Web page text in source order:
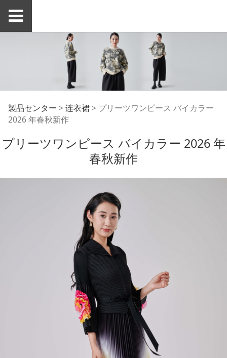
プリーツワンピース バ
イカラー 2026 年春秋
新作
製品センター > 连衣裙> プリーツワンピース バイカラー
2026 年春秋新作
プリーツワンピース バイカラー 2026 年
春秋新作